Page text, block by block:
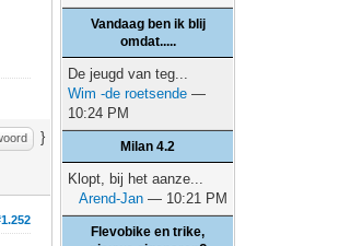
}
Vandaag ben ik blij
omdat.....
De jeugd van teg...
Wim -de roetsende —
10:24 PM
Milan 4.2
Klopt, bij het aanze...
Arend-Jan — 10:21 PM
Flevobike en trike,